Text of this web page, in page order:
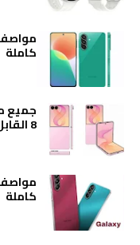
كاملة
8 القابل للطي
كاملة